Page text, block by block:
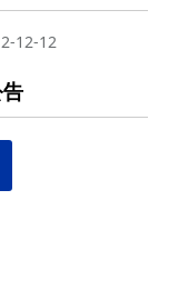
12-12